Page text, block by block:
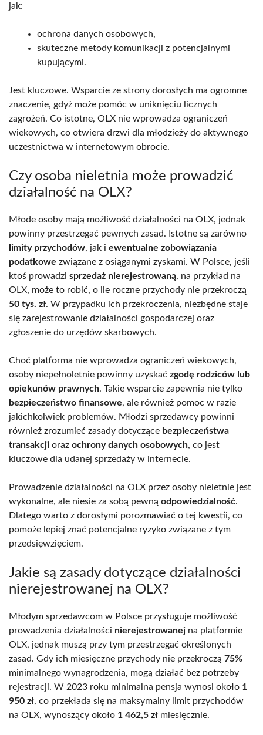
jak:
ochrona danych osobowych,
skuteczne metody komunikacji z potencjalnymi
kupującymi.
Jest kluczowe. Wsparcie ze strony dorosłych ma ogromne
znaczenie, gdyż może pomóc w uniknięciu licznych
zagrożeń. Co istotne, OLX nie wprowadza ograniczeń
wiekowych, co otwiera drzwi dla młodzieży do aktywnego
uczestnictwa w internetowym obrocie.
Czy osoba nieletnia może prowadzić
działalność na OLX?
Młode osoby mają możliwość działalności na OLX, jednak
powinny przestrzegać pewnych zasad. Istotne są zarówno
limity przychodów, jak i ewentualne zobowiązania
podatkowe związane z osiąganymi zyskami. W Polsce, jeśli
ktoś prowadzi sprzedaż nierejestrowaną, na przykład na
OLX, może to robić, o ile roczne przychody nie przekroczą
50 tys. zł. W przypadku ich przekroczenia, niezbędne staje
się zarejestrowanie działalności gospodarczej oraz
zgłoszenie do urzędów skarbowych.
Choć platforma nie wprowadza ograniczeń wiekowych,
osoby niepełnoletnie powinny uzyskać zgodę rodziców lub
opiekunów prawnych. Takie wsparcie zapewnia nie tylko
bezpieczeństwo finansowe, ale również pomoc w razie
jakichkolwiek problemów. Młodzi sprzedawcy powinni
również zrozumieć zasady dotyczące bezpieczeństwa
transakcji oraz ochrony danych osobowych, co jest
kluczowe dla udanej sprzedaży w internecie.
Prowadzenie działalności na OLX przez osoby nieletnie jest
wykonalne, ale niesie za sobą pewną odpowiedzialność.
Dlatego warto z dorosłymi porozmawiać o tej kwestii, co
pomoże lepiej znać potencjalne ryzyko związane z tym
przedsięwzięciem.
Jakie są zasady dotyczące działalności
nierejestrowanej na OLX?
Młodym sprzedawcom w Polsce przysługuje możliwość
prowadzenia działalności nierejestrowanej na platformie
OLX, jednak muszą przy tym przestrzegać określonych
zasad. Gdy ich miesięczne przychody nie przekroczą 75%
minimalnego wynagrodzenia, mogą działać bez potrzeby
rejestracji. W 2023 roku minimalna pensja wynosi około 1
950 zł, co przekłada się na maksymalny limit przychodów
na OLX, wynoszący około 1 462,5 zł miesięcznie.